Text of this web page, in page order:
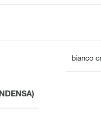
Morsettiera per il collettore
VOOPx
bianco